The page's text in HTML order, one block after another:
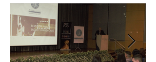
Seminário IPO em Manaus
Neste final de semana fizemos o seminário de